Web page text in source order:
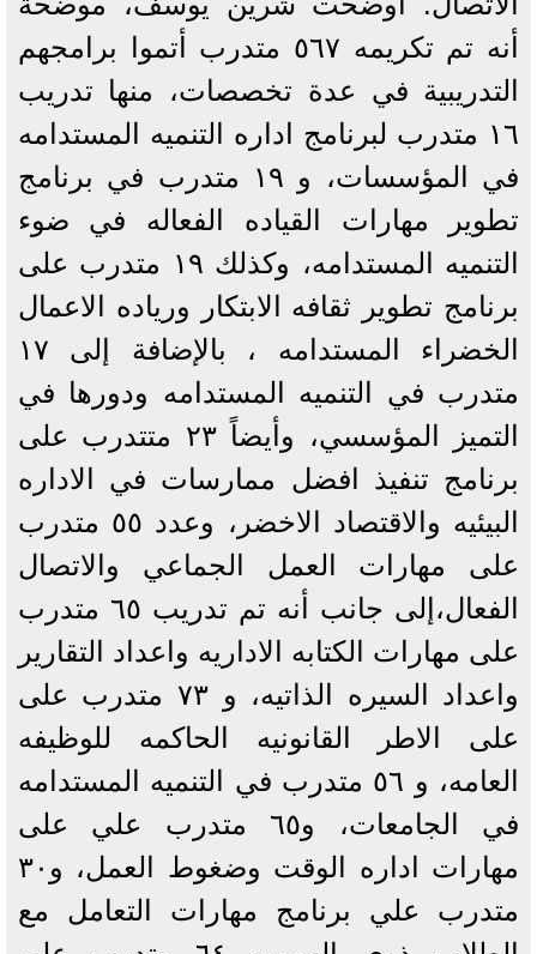
أنه تم تكريمه ٥٦٧ متدرب أتموا برامجهم
التدريبية في عدة تخصصات، منها تدريب
١٦ متدرب لبرنامج اداره التنميه المستدامه
في المؤسسات، و ١٩ متدرب في برنامج
تطوير مهارات القياده الفعاله في ضوء
التنميه المستدامه، وكذلك ١٩ متدرب على
برنامج تطوير ثقافه الابتكار ورياده الاعمال
الخضراء المستدامه ، بالإضافة إلى ١٧
متدرب في التنميه المستدامه ودورها في
التميز المؤسسي، وأيضاً ٢٣ متتدرب على
برنامج تنفيذ افضل ممارسات في الاداره
البيئيه والاقتصاد الاخضر، وعدد ٥٥ متدرب
على مهارات العمل الجماعي والاتصال
الفعال،إلى جانب أنه تم تدريب ٦٥ متدرب
على مهارات الكتابه الاداريه واعداد التقارير
واعداد السيره الذاتيه، و ٧٣ متدرب على
على الاطر القانونيه الحاكمه للوظيفه
العامه، و ٥٦ متدرب في التنميه المستدامه
في الجامعات، و٦٥ متدرب علي على
مهارات اداره الوقت وضغوط العمل، و٣٠
متدرب علي برنامج مهارات التعامل مع